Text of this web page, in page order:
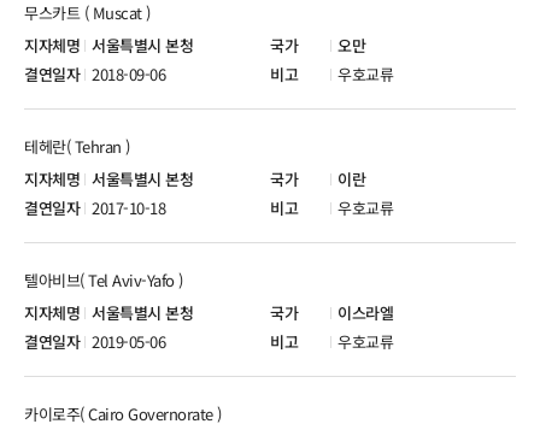
서울특별시 본청 오만
무스카트 ( Muscat )
2018-09-06 우호교류
서울특별시 본청 이란
테헤란( Tehran )
2017-10-18 우호교류
서울특별시 본청 이스라엘
텔아비브( Tel Aviv-Yafo )
2019-05-06 우호교류
카이로주( Cairo Governorate )